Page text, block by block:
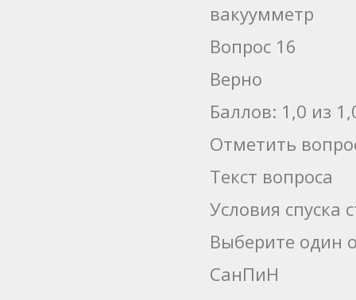
вакуумметр
Вопрос 16
Верно
Баллов: 1,0 из
Отметить
Текст вопроса
Условия спуска
Выберите один
СанПиН